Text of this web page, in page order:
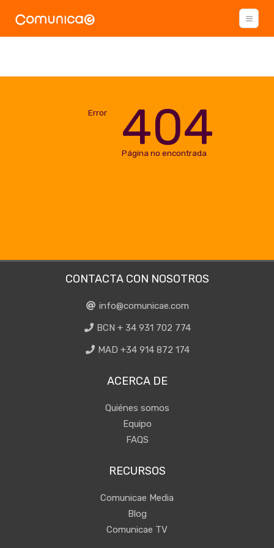
Error 404
Página no encontrada
CONTACTA CON NOSOTROS
info@comunicae.com
BCN + 34 931 702 774
MAD +34 914 872 174
ACERCA DE
Quiénes somos
Equipo
FAQS
RECURSOS
Comunicae Media
Blog
Comunicae TV